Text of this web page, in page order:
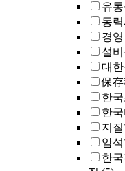
유
동
경
설
대
保
한
한
지질
암석
한